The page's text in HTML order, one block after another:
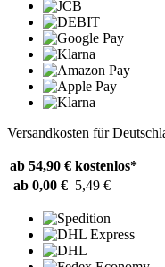
Versandkosten für
ab 54,90 € kostenlos*
ab 0,00 € 5,49 €